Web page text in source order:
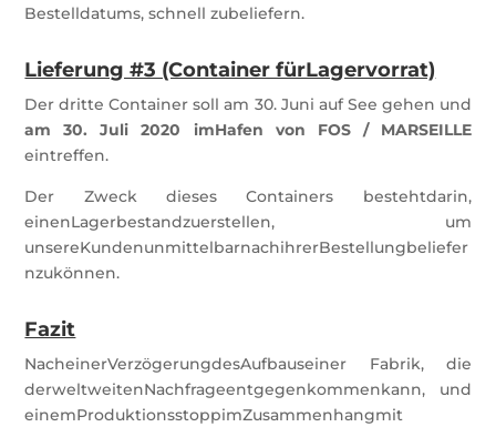
Bestelldatums, schnell zubeliefern.
Lieferung #3 (Container fürLagervorrat)
Der dritte Container soll am 30. Juni auf See gehen und
am 30. Juli 2020 imHafen von FOS / MARSEILLE
eintreffen.
Der Zweck dieses Containers bestehtdarin,
einenLagerbestandzuerstellen, um
unsereKundenunmittelbarnachihrerBestellungbeliefer
nzukönnen.
Fazit
NacheinerVerzögerungdesAufbauseiner Fabrik, die
derweltweitenNachfrageentgegenkommenkann, und
einemProduktionsstoppimZusammenhangmit